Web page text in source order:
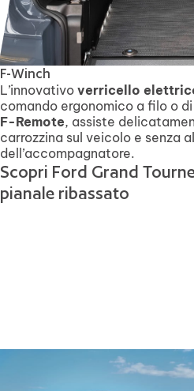
F-Winch
L’innovativo verricello
comando ergonomico a filo o di
F-Remote, assiste
carrozzina sul veicolo e senza
dell’accompagnatore.
Scopri Ford Grand
pianale ribassato